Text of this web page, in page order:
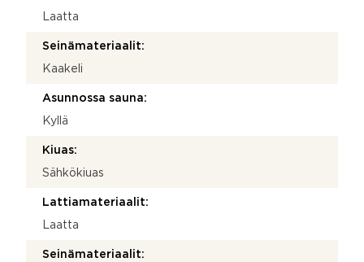
Laatta
Seinämateriaalit:
Kaakeli
Asunnossa sauna:
Kyllä
Kiuas:
Sähkökiuas
Lattiamateriaalit:
Laatta
Seinämateriaalit: